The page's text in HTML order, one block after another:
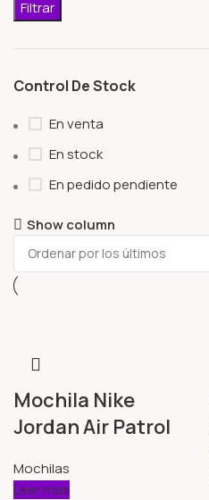
Filtrar
Control De Stock
En venta
En stock
En pedido pendiente
Show column
Mochila Nike
Jordan Air Patrol
Mochilas
Leer más